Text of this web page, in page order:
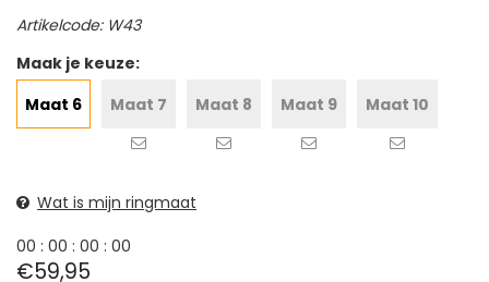
Artikelcode: W43
Maak je keuze:
Maat 6
Maat 7 Maat 8 Maat 9 Maat 10
Wat is mijn ringmaat
00 : 00 : 00 : 00
€59,95